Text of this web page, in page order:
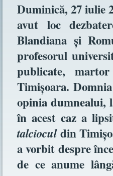
Duminică, 27 iulie
avut loc
Blandiana şi
profesorul
publicate,
Timişoara.
opinia dumnealui,
în acest caz a
talcioculdin
a vorbit despre
de ce anume